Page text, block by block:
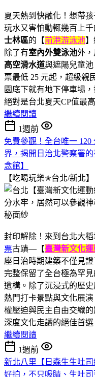
夏天熱到快融化！想帶
玩水又害怕動輒幾百上
士林區的【前港游泳池
除了有室內外雙泳池外
高空滑水道與遮陽兒童
票最低 25 元起，超級親
園底下就有地下停車場
絕對是台北夏天CP值最
繼續閱讀
1週前
免費參觀！全台唯一
界，揭開日治北警察署
念館】
【吃喝玩樂✭台北/新北】
封印解除！來到台北大
票古蹟—【臺灣新文化
座日治時期建築不僅見
完整保留了全台極為罕
遺構。除了沉浸式的歷
熱門打卡景點與文化展
權壓迫與民主自由交織
深度文化走讀的絕佳首選
繼續閱讀
1週前
新北八里【日森生生吐
好拍，不只吸睛、生吐司